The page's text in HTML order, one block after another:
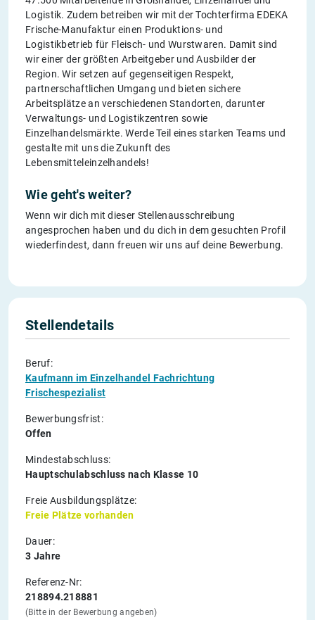
Logistik. Zudem betreiben wir mit der Tochterfirma EDEKA
Frische-Manufaktur einen Produktions- und
Logistikbetrieb für Fleisch- und Wurstwaren. Damit sind
wir einer der größten Arbeitgeber und Ausbilder der
Region. Wir setzen auf gegenseitigen Respekt,
partnerschaftlichen Umgang und bieten sichere
Arbeitsplätze an verschiedenen Standorten, darunter
Verwaltungs- und Logistikzentren sowie
Einzelhandelsmärkte. Werde Teil eines starken Teams und
gestalte mit uns die Zukunft des
Lebensmitteleinzelhandels!
Wie geht's weiter?
Wenn wir dich mit dieser Stellenausschreibung
angesprochen haben und du dich in dem gesuchten Profil
wiederfindest, dann freuen wir uns auf deine Bewerbung.
Stellendetails
Beruf:
Kaufmann im Einzelhandel Fachrichtung
Frischespezialist
Bewerbungsfrist:
Offen
Mindestabschluss:
Hauptschulabschluss nach Klasse 10
Freie Ausbildungsplätze:
Freie Plätze vorhanden
Dauer:
3 Jahre
Referenz-Nr:
218894.218881
(Bitte in der Bewerbung angeben)